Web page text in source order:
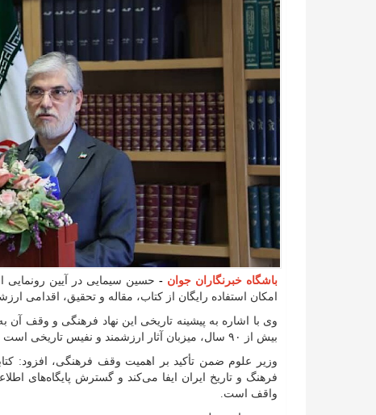
باشگاه خبرنگاران جوان - حسین سیمایی در آیین رونمایی
امکان استفاده رایگان از کتاب، مقاله و تحقیق، اقدامی
وی با اشاره به پیشینه تاریخی این نهاد فرهنگی و وقف
بیش از ۹۰ سال، میزبان آثار ارزشمند و نفیس تاریخی است و به‌ خوبی از این گنجینه فاخر صیانت شده است.
وزیر علوم ضمن تأکید بر اهمیت وقف فرهنگی، افزود:
فرهنگ و تاریخ ایران ایفا می‌کند و گسترش پایگاه‌های
واقف است.